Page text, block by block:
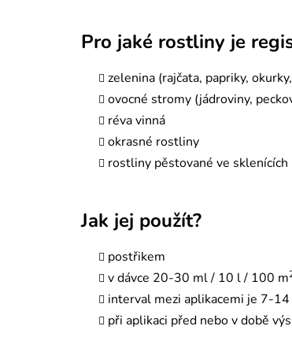
Pro jaké rostliny je
zelenina (rajčata, papriky,
ovocné stromy (jádroviny,
réva vinná
okrasné rostliny
rostliny pěstované ve sklenících
Jak jej použít?
postřikem
v dávce 20-30 ml / 10 l / 100 m
interval mezi aplikacemi je 7-
při aplikaci před nebo v době